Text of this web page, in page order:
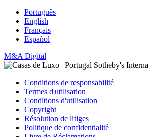
Português
English
Français
Español
M&A Digital
Conditions de responsabilité
Termes d'utilisation
Conditions d'utilisation
Copyright
Résolution de litiges
Politique de confidentialité